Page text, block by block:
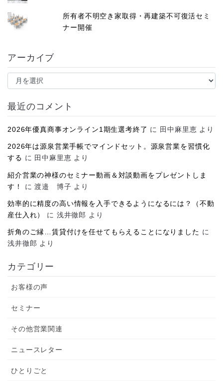
所有者不明空き家取得・再建築不可復活セミ
ナー開催
アーカイブ
ア
イ
最近のコメント
2026年優真商事オンライン1期生選考終了 に 田中麻里恵 より
2026年は源泉営業手帳でマインドセット。源泉営業を習慣化
する に 田中麻里恵 より
紹介営業の神様のセミナー動画＆対談動画をプレゼントしま
す！
に渡邉 博子 より
効率的に精度の高い情報を入手できるようになるには？（不動
産仕入れ）
に 浅井徹郎 より
折角のご縁…賃貸付けを任せてもらえることになりました に
浅井徹郎 より
カテゴリー
お客様の声
セミナー
その他営業関連
ニュースレター
ひとりごと